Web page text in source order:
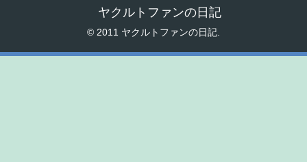
ヤクルトファンの日記
© 2011 ヤクルトファンの日記.